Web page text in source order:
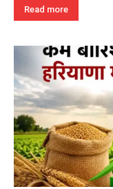
Read more